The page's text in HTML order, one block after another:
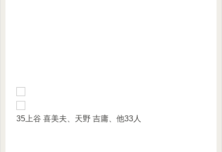
35 上谷 喜美夫、天野 吉庸、他33人